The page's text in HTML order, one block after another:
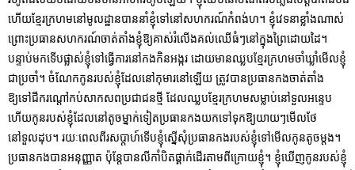
ហើយខ្មែរក្រហមនៅមូលដ្ឋានបាននាំខ្ញុំទៅនៅសហករណ៍កំពង់ហ។ ខ្ញុំវេទនាខ្លាំងណាស់
ព្រោះប្រធានសហករណ៍ចាត់តាំងខ្ញុំឱ្យគាស់រំលើងគល់ឈើធំៗនៅក្នុងព្រៃដោយដៃ។
បន្ទាប់មកទើបផ្លាស់ខ្ញុំទៅធ្វើការនៅកងកិនអង្ករ ដោយមានឈ្លបខ្មែរក្រហមចាំឃ្លាំមើលខ្ញុំ
ជាប្រចាំ។ ចំណែ​កកូនរបស់ខ្ញុំដែលនៅកុមារនៅឡើយ ត្រូវបានប្រធានកងចាត់តាំង
ឱ្យទៅជីករណ្តៅកប់សាកសពប្រជាជនថ្មី ដែលឈ្លបខ្មែរក្រហមសម្លាប់នៅទួលអន្ទេប
ហើយកូនរបស់ខ្ញុំដែលនៅតូចម្នាក់ទៀតប្រធានកងយកទៅទុកឱ្យយាយៗមើលថែ
នៅទួលដុប។ រយៈពេលពីរសប្តាហ៍ទើបខ្ញុំស្នើសុំប្រធានកងរបស់ខ្ញុំទៅមើលកូនតូចម្តង។
ប្រធានកងបានអនុញ្ញាត ប៉ុន្តែបានលីកាំបិតផ្គាក់ដើរតាមពីក្រោយខ្ញុំ។ ខ្ញុំឃើញកូនរបស់ខ្ញុំ